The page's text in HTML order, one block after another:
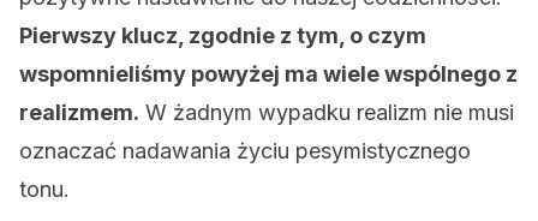
Pierwszy klucz, zgodnie z tym, o czym
wspomnieliśmy powyżej ma wiele wspólnego z
realizmem. W żadnym wypadku realizm nie musi
oznaczać nadawania życiu pesymistycznego
tonu.